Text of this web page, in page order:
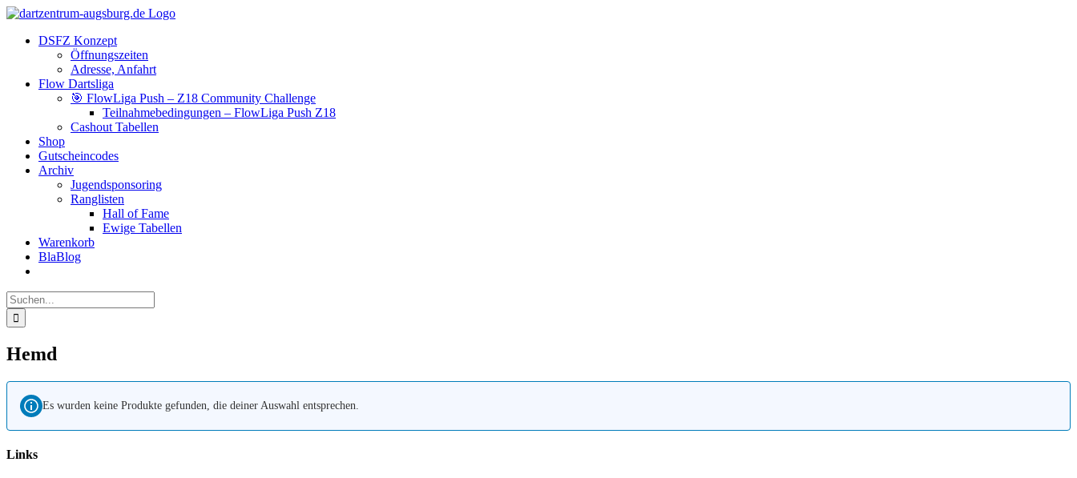
Zum
springen
Facebook
Instagram
YouTube
DSFZ Konzept
Öffnungszeiten
Adresse, Anfahrt
Flow Dartsliga
🎯 FlowLiga Push – Z18 Community Challenge
Teilnahmebedingungen – FlowLiga Push Z18
Cashout Tabellen
Shop
Gutscheincodes
Archiv
Jugendsponsoring
Ranglisten
Hall of Fame
Ewige Tabellen
Warenkorb
BlaBlog
Suche
nach:
Hemd
Es wurden keine Produkte gefunden, die deiner Auswahl entsprechen.
Links